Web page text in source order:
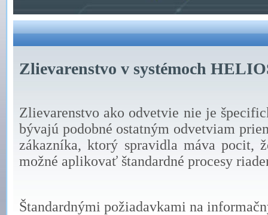
Zlievarenstvo v systémoch
Zlievarenstvo ako odvetvie nie je
bývajú podobné ostatným odvetviam
zákazníka, ktorý spravidla máva pocit,
možné aplikovať štandardné procesy
Štandardnými požiadavkami na